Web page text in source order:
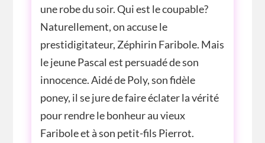
une robe du soir. Qui est le coupable?
Naturellement, on accuse le
prestidigitateur, Zéphirin Faribole. Mais
le jeune Pascal est persuadé de son
innocence. Aidé de Poly, son fidèle
poney, il se jure de faire éclater la vérité
pour rendre le bonheur au vieux
Faribole et à son petit-fils Pierrot.